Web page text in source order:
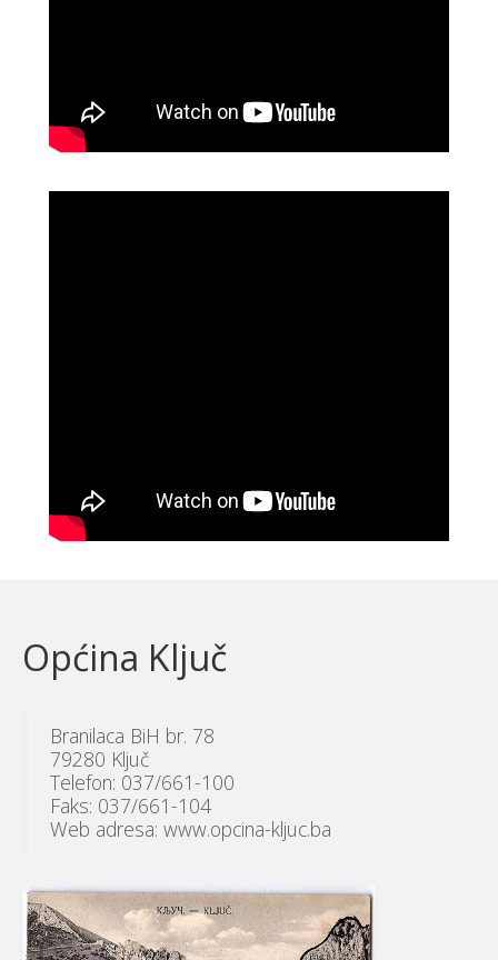
Općina Ključ
Branilaca BiH br. 78
79280 Ključ
Telefon: 037/661-100
Faks: 037/661-104
Web adresa: www.opcina-kljuc.ba